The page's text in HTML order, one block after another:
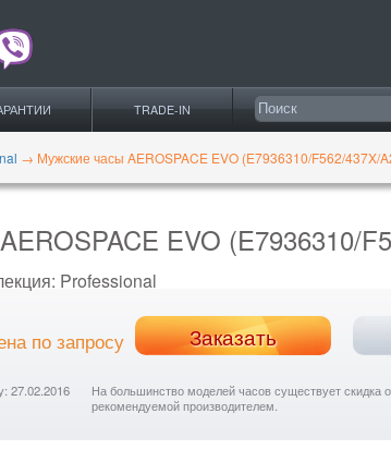
TRADE-IN
→ Мужские часы AEROSPACE EVO (E7936310/F562/437X/
EVO (E7936310/
Professional
по запросу Заказать
27.02.2016
На большинство моделей часов существует скидка
рекомендуемой производителем.